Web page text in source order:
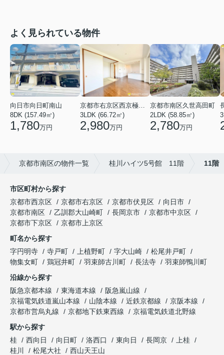
よく見られている物件
向日市向日町南山
8DK (157.49㎡)
1,780万円
京都市右京区西京極河原町
3LDK (66.72㎡)
2,980万円
京都市南区久世高田町
2LDK (58.85㎡)
2,780万円
京都市南区の物件一覧 桂川ハイツ5号館 11階 11階
市区町村から探す
京都市西京区
京都市右京区 京都市伏見区
向日市
京都市南区
乙訓郡大山崎町 長岡京市
京都市中京区
京都市下京区
京都市上京区
町名から探す
字円明寺
寺戸町 上植野町 字大山崎
松尾井戸町
物集女町
鶏冠井町 羽束師古川町 長法寺
羽束師鴨川町
沿線から探す
阪急京都本線
東海道本線
阪急嵐山線
京福電気鉄道嵐山本線
山陰本線 近鉄京都線
京阪本線
京都市営烏丸線
京都地下鉄東西線
京福電気鉄道北野線
駅から探す
桂
西向日 向日町 洛西口 東向日 長岡京
上桂
桂川
松尾大社 西山天王山